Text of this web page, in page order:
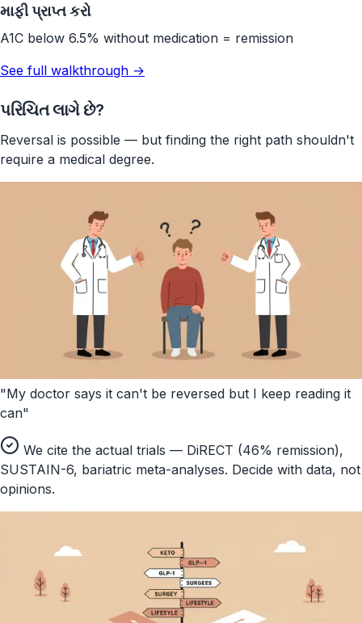
માફી પ્રાપ્ત કરો
A1C below 6.5% without medication = remission
See full walkthrough →
પરિચિત લાગે છે?
Reversal is possible — but finding the right path shouldn't
require a medical degree.
"My doctor says it can't be reversed but I keep reading it
can"
We cite the actual trials — DiRECT (46% remission),
SUSTAIN-6, bariatric meta-analyses. Decide with data, not
opinions.